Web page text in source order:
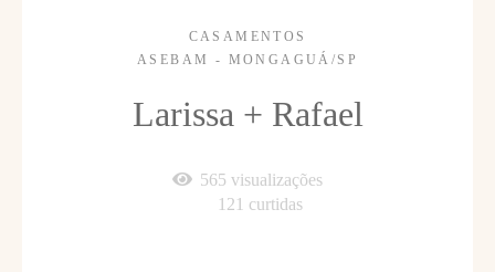
CASAMENTOS
ASEBAM - MONGAGUÁ/SP
Larissa + Rafael
565 visualizações
121 curtidas